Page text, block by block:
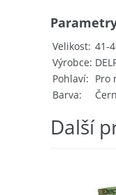
Velikost 41-
Výrobce
Pohlaví
Pro
Barva
Další